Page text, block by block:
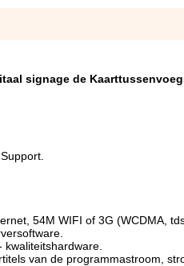
signage de
54M WIFI of 3G (WCDMA,
van de programmastroom,